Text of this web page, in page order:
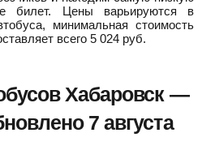
Цены варьируются в
минимальная стоимость
всего 5 024 руб.
Хабаровск —
7 августа